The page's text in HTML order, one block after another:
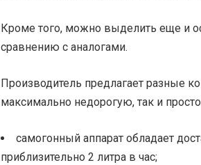
Кроме того, можно выделить еще и
сравнению с аналогами.
Производитель предлагает разные
максимально недорогую, так и
самогонный аппарат обладает
приблизительно 2 литра в час;